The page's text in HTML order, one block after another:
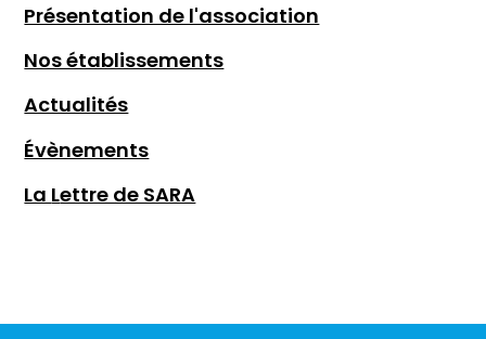
Présentation de l'association
Nos établissements
Actualités
Évènements
La Lettre de SARA